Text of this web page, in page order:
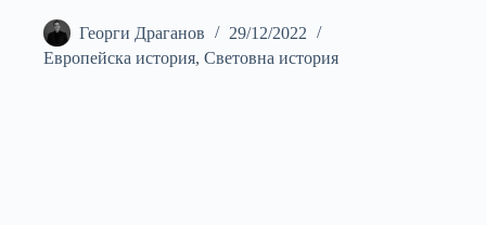
Георги Драганов
29/12/2022
Европейска история, Световна история